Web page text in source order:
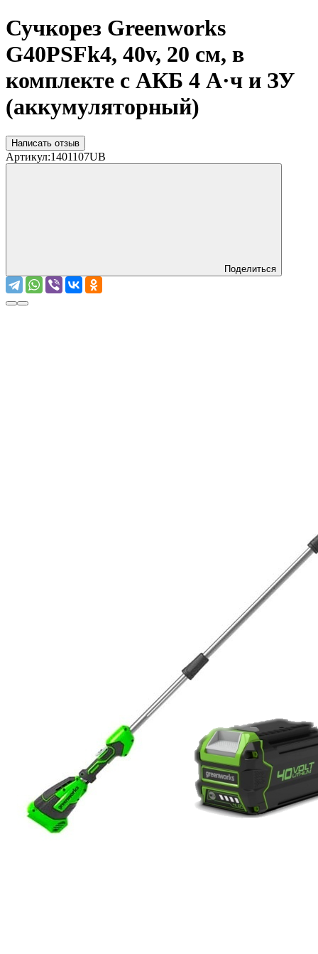
Сучкорез Greenworks
G40PSFk4, 40v, 20 см, в
комплекте с АКБ 4 А·ч и ЗУ
(аккумуляторный)
Написать отзыв
Артикул:1401107UB
Поделиться